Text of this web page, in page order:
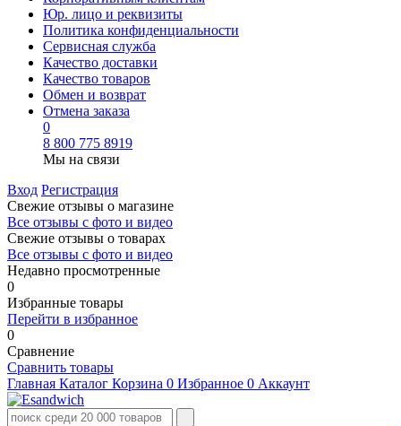
Юр. лицо и реквизиты
Политика конфиденциальности
Сервисная служба
Качество доставки
Качество товаров
Обмен и возврат
Отмена заказа
0
8 800 775 8919
Мы на связи
Вход Регистрация
Свежие отзывы о магазине
Все отзывы с фото и видео
Свежие отзывы о товарах
Все отзывы c фото и видео
Недавно просмотренные
0
Избранные товары
Перейти в избранное
0
Сравнение
Сравнить товары
Главная Каталог Корзина 0 Избранное 0 Аккаунт